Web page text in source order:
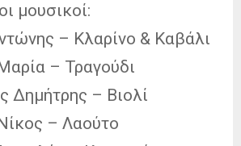
μουσικοί:
– Κλαρίνο & Καβάλι
– Τραγούδι
Δημήτρης – Βιολί
– Λαούτο